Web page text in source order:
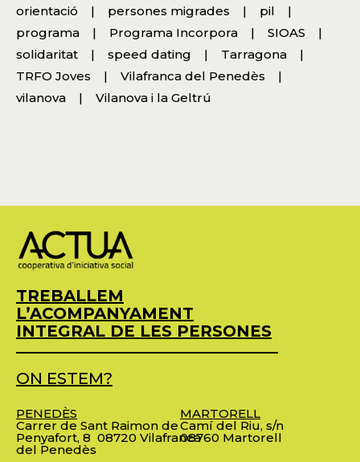
orientació
persones migrades
pil
programa
Programa Incorpora
SIOAS
solidaritat
speed dating
Tarragona
TRFO Joves
Vilafranca del Penedès
vilanova
Vilanova i la Geltrú
TREBALLEM
L’ACOMPANYAMENT
INTEGRAL DE LES PERSONES
ON ESTEM?
PENEDÈS
Carrer de Sant Raimon de
Penyafort, 8 08720 Vilafranca
del Penedès
MARTORELL
Camí del Riu, s/n
08760 Martorell